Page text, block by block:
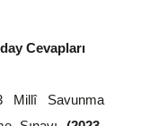
Cevapları
Millî Savunma